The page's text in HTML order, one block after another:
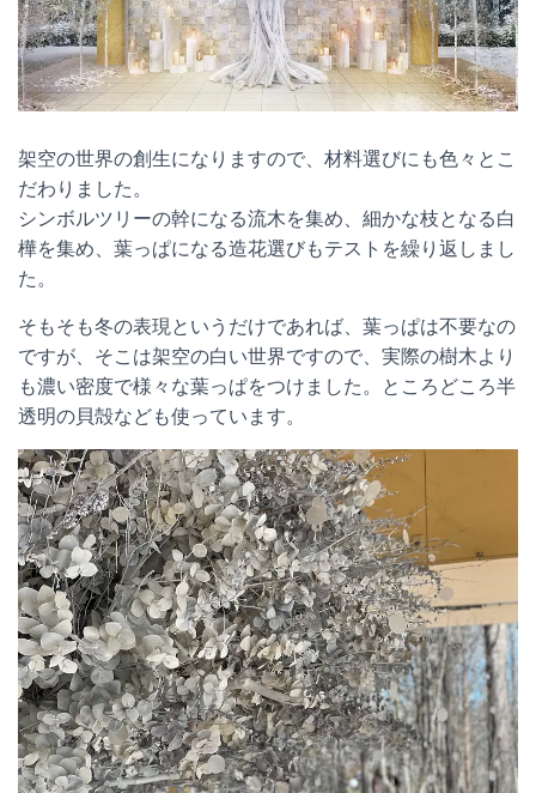
架空の世界の創生になりますので、材料選びにも色々とこ
だわりました。
シンボルツリーの幹になる流木を集め、細かな枝となる白
樺を集め、葉っぱになる造花選びもテストを繰り返しまし
た。
そもそも冬の表現というだけであれば、葉っぱは不要なの
ですが、そこは架空の白い世界ですので、実際の樹木より
も濃い密度で様々な葉っぱをつけました。ところどころ半
透明の貝殻なども使っています。